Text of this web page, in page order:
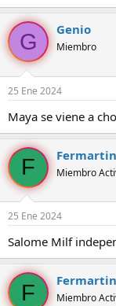
G Genio
Miembro
25 Ene 2024
Maya se viene a
F Miembro
25 Ene 2024
Salome Milf
F Miembro